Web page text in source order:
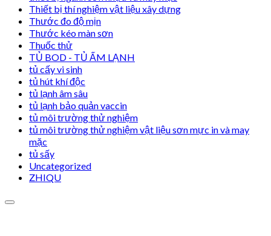
Thiết bị thí nghiệm vật liệu xây dựng
Thước đo độ mịn
Thước kéo màn sơn
Thuốc thử
TỦ BOD - TỦ ẤM LẠNH
tủ cấy vi sinh
tủ hút khí độc
tủ lạnh âm sâu
tủ lạnh bảo quản vaccin
tủ môi trường thử nghiệm
tủ môi trường thử nghiệm vật liệu sơn mực in và may
mặc
tủ sấy
Uncategorized
ZHIQU